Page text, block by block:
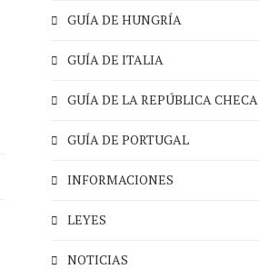
GUÍA DE HUNGRÍA
GUÍA DE ITALIA
GUÍA DE LA REPÚBLICA CHECA
GUÍA DE PORTUGAL
INFORMACIONES
LEYES
NOTICIAS